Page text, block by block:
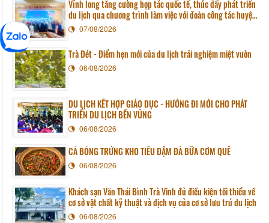
Vĩnh long tăng cường hợp tác quốc tế, thúc đẩy phát triển
du lịch qua chương trình làm việc với đoàn công tác huyện
Sunchang (Hàn quốc)
07/08/2026
Trà Đét - Điểm hẹn mới của du lịch trải nghiệm miệt vườn
06/08/2026
DU LỊCH KẾT HỢP GIÁO DỤC - HƯỚNG ĐI MỚI CHO PHÁT
TRIỂN DU LỊCH BỀN VỮNG
06/08/2026
CÁ BÓNG TRỨNG KHO TIÊU ĐẬM ĐÀ BỮA CƠM QUÊ
06/08/2026
Khách sạn Văn Thái Bình Trà Vinh đủ điều kiện tối thiểu về
cơ sở vật chất kỹ thuật và dịch vụ của cơ sở lưu trú du lịch
06/08/2026